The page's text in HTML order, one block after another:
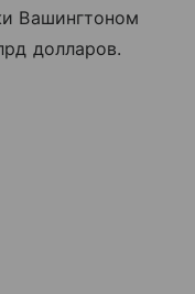
Вашингтоном
долларов.